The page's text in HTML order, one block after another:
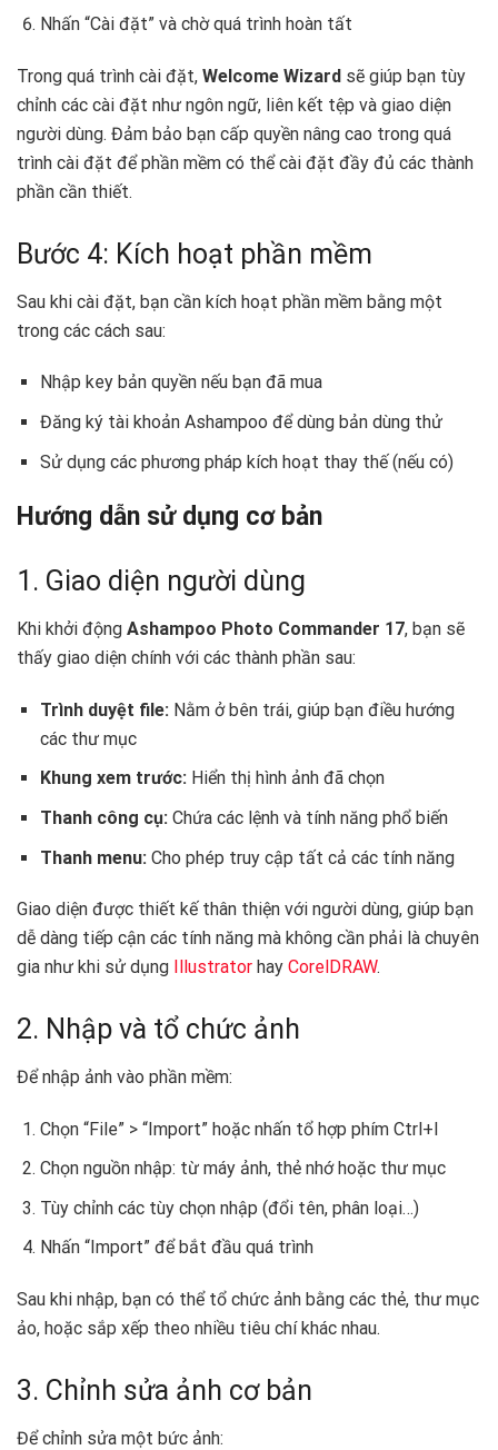
Nhấn “Cài đặt” và chờ quá trình hoàn tất
Trong quá trình cài đặt, Welcome Wizard sẽ giúp bạn tùy
chỉnh các cài đặt như ngôn ngữ, liên kết tệp và giao diện
người dùng. Đảm bảo bạn cấp quyền nâng cao trong quá
trình cài đặt để phần mềm có thể cài đặt đầy đủ các thành
phần cần thiết.
Bước 4: Kích hoạt phần mềm
Sau khi cài đặt, bạn cần kích hoạt phần mềm bằng một
trong các cách sau:
Nhập key bản quyền nếu bạn đã mua
Đăng ký tài khoản Ashampoo để dùng bản dùng thử
Sử dụng các phương pháp kích hoạt thay thế (nếu có)
Hướng dẫn sử dụng cơ bản
1. Giao diện người dùng
Khi khởi động Ashampoo Photo Commander 17, bạn sẽ
thấy giao diện chính với các thành phần sau:
Trình duyệt file: Nằm ở bên trái, giúp bạn điều hướng
các thư mục
Khung xem trước:Hiển thị hình ảnh đã chọn
Thanh công cụ:Chứa các lệnh và tính năng phổ biến
Thanh menu: Cho phép truy cập tất cả các tính năng
Giao diện được thiết kế thân thiện với người dùng, giúp bạn
dễ dàng tiếp cận các tính năng mà không cần phải là chuyên
gia như khi sử dụng
Illustrator hay CorelDRAW.
2. Nhập và tổ chức ảnh
Để nhập ảnh vào phần mềm:
Chọn “File” > “Import” hoặc nhấn tổ hợp phím Ctrl+I
Chọn nguồn nhập: từ máy ảnh, thẻ nhớ hoặc thư mục
Tùy chỉnh các tùy chọn nhập (đổi tên, phân loại…)
Nhấn “Import” để bắt đầu quá trình
Sau khi nhập, bạn có thể tổ chức ảnh bằng các thẻ, thư mục
ảo, hoặc sắp xếp theo nhiều tiêu chí khác nhau.
3. Chỉnh sửa ảnh cơ bản
Để chỉnh sửa một bức ảnh: